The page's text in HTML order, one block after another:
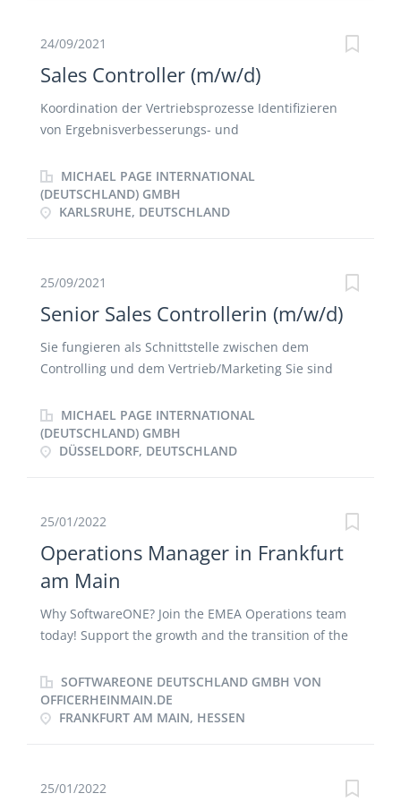
Optimierungsprojekten zur systemseitigen
des Commercial Directors bei umsatz- und
margenbezogenen Fragestellungen Enges Begleiten
der Vertriebsprozesse und agieren als wichtiger
verschiedenen Vertriebsteams
24/09/2021
Sales Controller (m/w/d)
Koordination der Vertriebsprozesse Identifizieren
von Ergebnisverbesserungs- und
von Schlüsselkennzahlen Betreuung der KSC bei
Analysen über SAP und Power-BI und Erstellen
eigener Abfragen im SAP und Power-BI und deren
des Monats-/Jahresabschluss und dem monatlichen
Erstellen von Berichten für statistische Ämter
MICHAEL PAGE INTERNATIONAL
(DEUTSCHLAND) GMBH
KARLSRUHE, DEUTSCHLAND
25/09/2021
Senior Sales Controllerin (m/w/d)
Sie fungieren als Schnittstelle zwischen dem
Controlling und dem Vertrieb/Marketing Sie sind
und Berichten im BI-System zur Steuerung der
Vertriebsaktivitäten Sie wirken bei Forecasts und
Budgetierungprozessen sowie bei Abweichungs- und
Entwicklung aussagekräftiger Steuerungskennzahlen
Vertriebsplanung wie die Erstellung von
Kalkulationen und Preisanalysen
MICHAEL PAGE INTERNATIONAL
(DEUTSCHLAND) GMBH
DÜSSELDORF, DEUTSCHLAND
25/01/2022
Operations Manager in Frankfurt
am Main
Why SoftwareONE? Join the EMEA Operations team
today! Support the growth and the transition of the
knowledge about: Licensing in all offered MS
programs Change Management EA /O365 / Azure
processing and Transitions SPLA/MPSA Modern
modernizing the way organizations budget and
SOFTWAREONE DEUTSCHLAND GMBH VON
OFFICERHEINMAIN.DE
FRANKFURT AM MAIN, HESSEN
25/01/2022